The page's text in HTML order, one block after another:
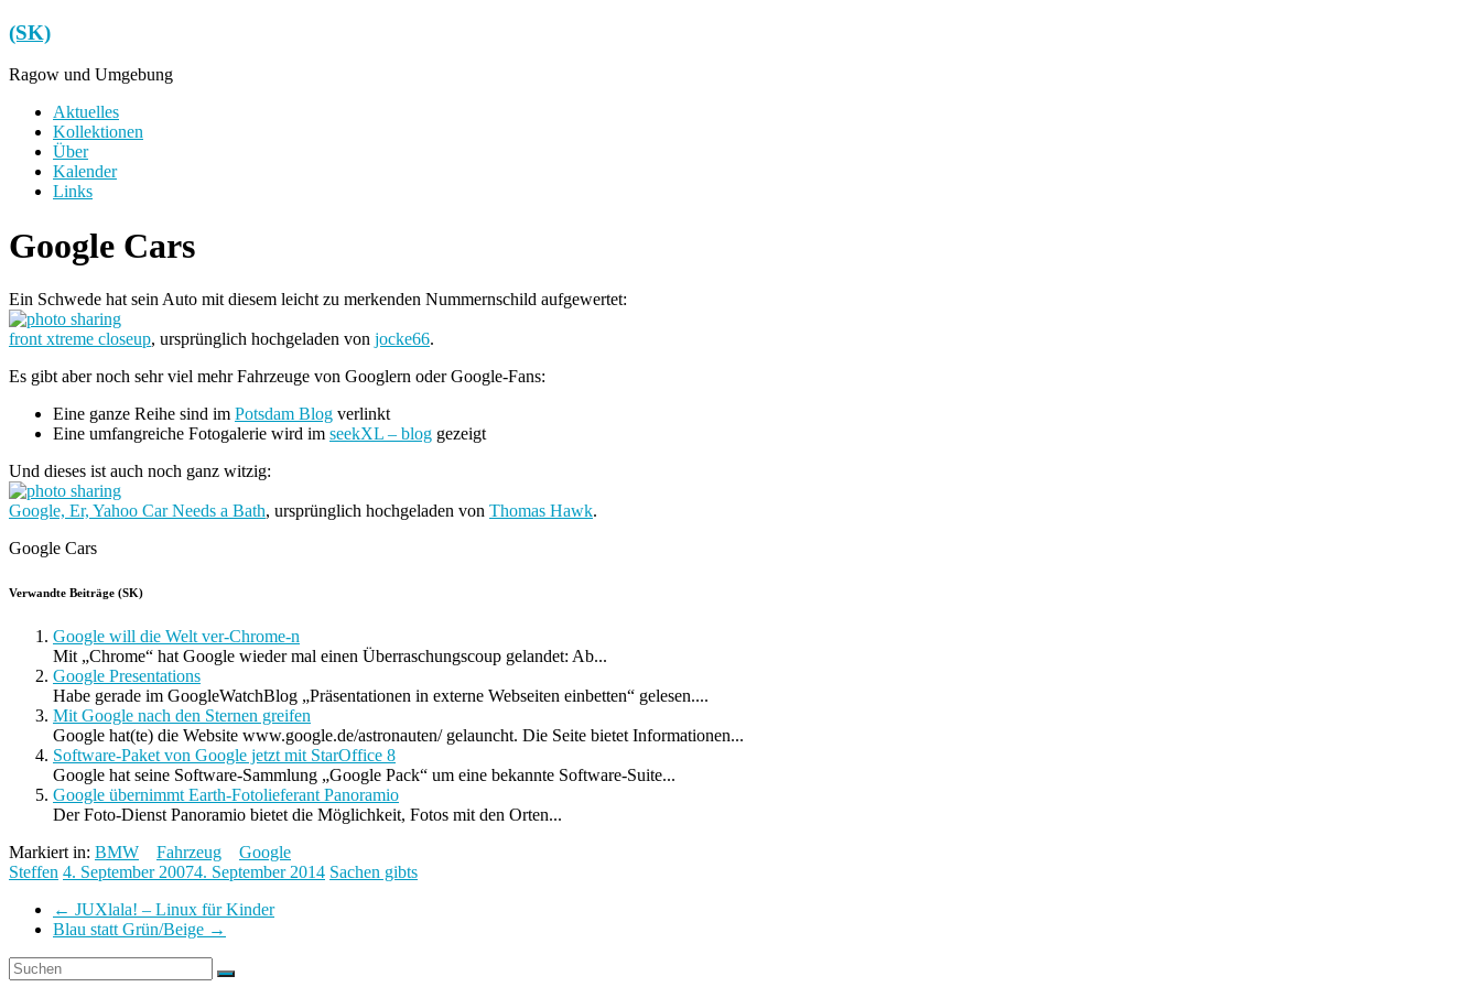
Zum
Inhalt
springen
(SK)
Ragow und Umgebung
Menü
Aktuelles
Kollektionen
Über
Kalender
Links
Google Cars
Ein Schwede hat sein Auto mit diesem leicht zu merkenden Nummernschild aufgewertet:
front xtreme closeup, ursprünglich hochgeladen von jocke66.
Es gibt aber noch sehr viel mehr Fahrzeuge von Googlern oder Google-Fans:
Eine ganze Reihe sind im Potsdam Blog verlinkt
Eine umfangreiche Fotogalerie wird im seekXL – blog gezeigt
Und dieses ist auch noch ganz witzig:
Google, Er, Yahoo Car Needs a Bath, ursprünglich hochgeladen von Thomas Hawk.
Google Cars
Verwandte Beiträge (SK)
Google will die Welt ver-Chrome-n
Mit „Chrome“ hat Google wieder mal einen Überraschungscoup gelandet: Ab...
Google Presentations
Habe gerade im GoogleWatchBlog „Präsentationen in externe Webseiten einbetten“ gelesen....
Mit Google nach den Sternen greifen
Google hat(te) die Website www.google.de/astronauten/ gelauncht. Die Seite bietet Informationen...
Software-Paket von Google jetzt mit StarOffice 8
Google hat seine Software-Sammlung „Google Pack“ um eine bekannte Software-Suite...
Google übernimmt Earth-Fotolieferant Panoramio
Der Foto-Dienst Panoramio bietet die Möglichkeit, Fotos mit den Orten...
Markiert in: BMW Fahrzeug
Google
Steffen 4. September 20074. September 2014 Sachen gibts
← JUXlala! – Linux für Kinder
Blau statt Grün/Beige →